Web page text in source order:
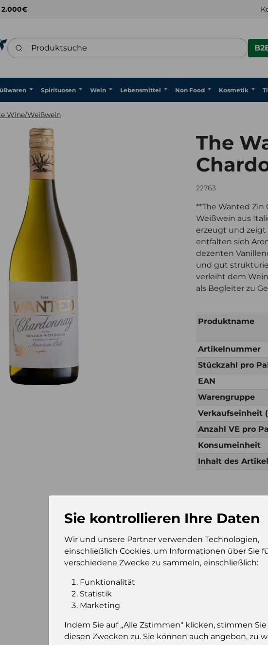
2.000€
Produktsuche
Spirituosen Wein Lebensmittel Non Food Kosmetik
Wine/Weißwein
The
22763
**The Wanted Zin
Weißwein aus
erzeugt und zeigt
entfalten sich
dezenten
und gut
verleiht dem
als Begleiter zu
Produktname
Artikelnummer
Stückzahl pro
EAN
Warengruppe
Verkaufseinheit
Anzahl VE pro
Konsumeinheit
Inhalt des
Verkaufseinheit
Palette
Konsumeinheit
Sie kontrollieren Ihre Daten
Wir und unsere Partner verwenden Technologien,
einschließlich Cookies, um Informationen über Sie
verschiedene Zwecke zu sammeln, einschließlich:
Funktionalität
Statistik
Marketing
Indem Sie auf „Alle Zstimmen“ klicken, stimmen Sie
diesen Zwecken zu. Sie können auch angeben, zu